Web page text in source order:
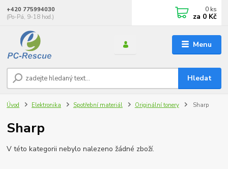
Menu
Hledat
+420 775994030
(Po-Pá, 9-18 hod.)
0 ks
za 0 Kč
Úvod Elektronika Spotřební materiál Originální tonery Sharp
Sharp
V této kategorii nebylo nalezeno žádné zboží.